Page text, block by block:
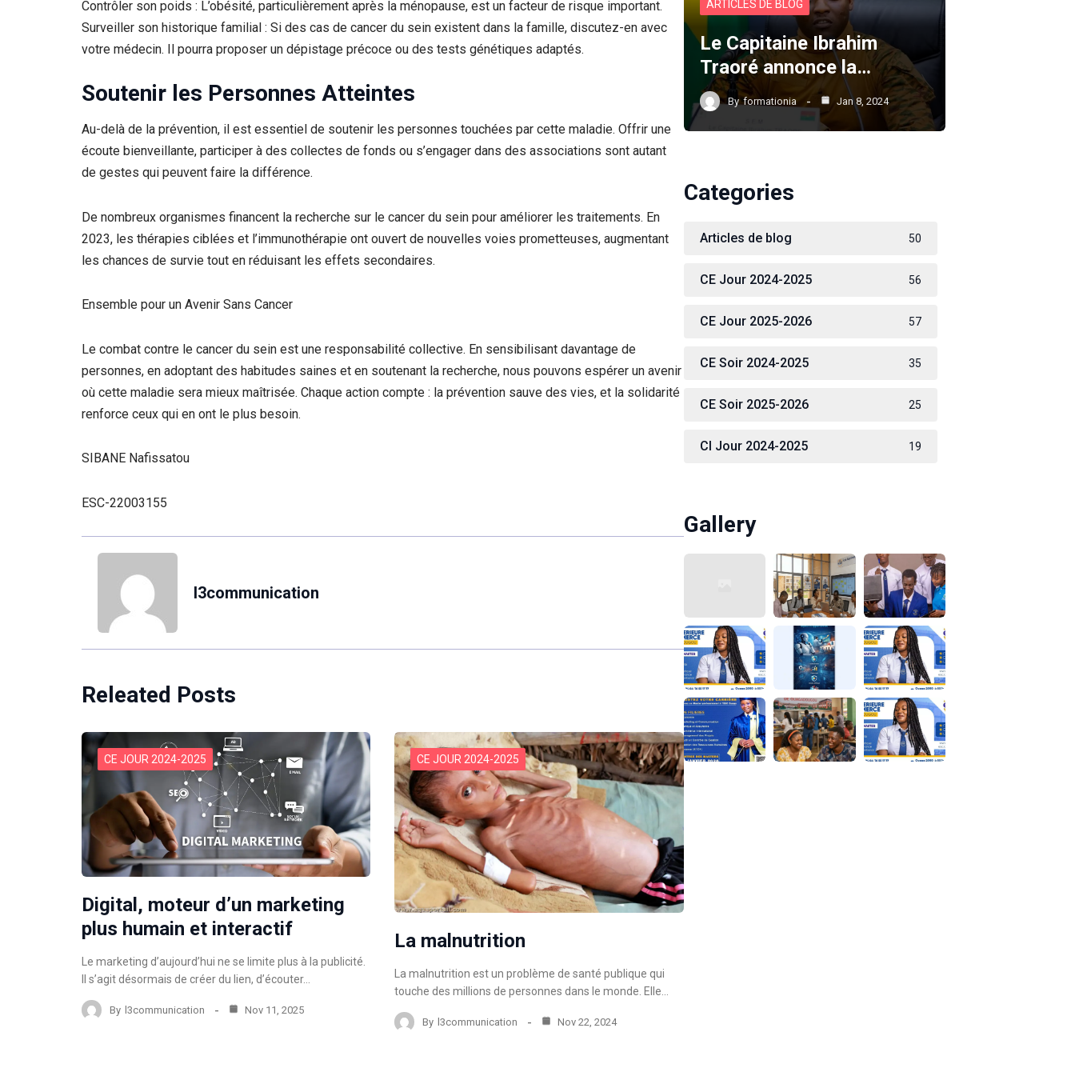
Contrôler son poids : L’obésité, particulièrement après la ménopause, est un facteur de risque important.
Surveiller son historique familial : Si des cas de cancer du sein existent dans la famille, discutez-en avec
votre médecin. Il pourra proposer un dépistage précoce ou des tests génétiques adaptés.
Soutenir les Personnes Atteintes
Au-delà de la prévention, il est essentiel de soutenir les personnes touchées par cette maladie. Offrir une
écoute bienveillante, participer à des collectes de fonds ou s’engager dans des associations sont autant
de gestes qui peuvent faire la différence.
De nombreux organismes financent la recherche sur le cancer du sein pour améliorer les traitements. En
2023, les thérapies ciblées et l’immunothérapie ont ouvert de nouvelles voies prometteuses, augmentant
les chances de survie tout en réduisant les effets secondaires.
Ensemble pour un Avenir Sans Cancer
Le combat contre le cancer du sein est une responsabilité collective. En sensibilisant davantage de
personnes, en adoptant des habitudes saines et en soutenant la recherche, nous pouvons espérer un avenir
où cette maladie sera mieux maîtrisée. Chaque action compte : la prévention sauve des vies, et la solidarité
renforce ceux qui en ont le plus besoin.
SIBANE Nafissatou
ESC-22003155
l3communication
Releated Posts
CE JOUR 2024-2025
Digital, moteur d’un marketing
plus humain et interactif
Le marketing d’aujourd’hui ne se limite plus à la publicité.
Il s’agit désormais de créer du lien, d’écouter…
By l3communication Nov 11, 2025
CE JOUR 2024-2025
La malnutrition
La malnutrition est un problème de santé publique qui
touche des millions de personnes dans le monde. Elle…
By l3communication Nov 22, 2024
ARTICLES DE BLOG
Le Capitaine Ibrahim
Traoré annonce la…
By formationia Jan 8, 2024
Categories
Articles de blog 50
CE Jour 2024-2025 56
CE Jour 2025-2026 57
CE Soir 2024-2025 35
CE Soir 2025-2026 25
CI Jour 2024-2025 19
Gallery